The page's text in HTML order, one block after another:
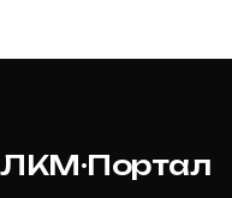
ЛКМ·Портал